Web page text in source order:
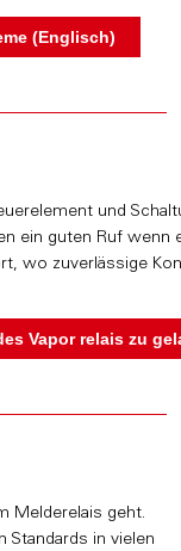
und
ein guten Ruf wenn
wo zuverlässige
Melderelais geht.
Standards in vielen